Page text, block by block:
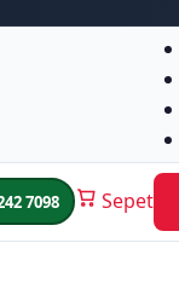
7098 Sepet